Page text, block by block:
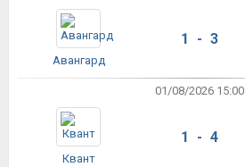
Авангард
1 - 3
01/08/2026 15:00
Квант
1 - 4